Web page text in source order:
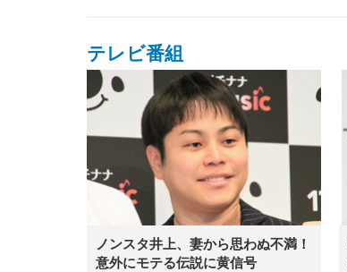
テレビ番組
ノンスタ井上、妻から思わぬ不満！
意外にモテる伝説に黄信号